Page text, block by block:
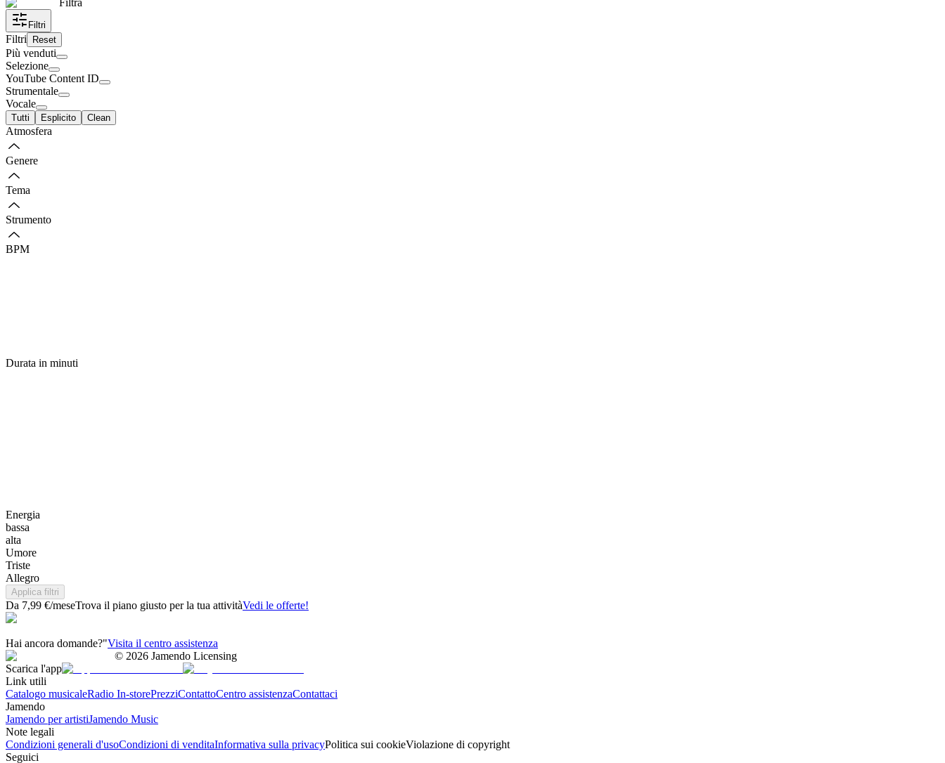
Filtra
Filtri
Filtri Reset
Più venduti
Selezione
YouTube Content ID
Strumentale
Vocale
Tutti Esplicito Clean
Atmosfera
Genere
Tema
Strumento
BPM
Durata in minuti
Energia
bassa
alta
Umore
Triste
Allegro
Applica filtri
Da 7,99 €/meseTrova il piano giusto per la tua attivitàVedi le offerte!
Hai ancora domande?"Visita il centro assistenza
© 2026 Jamendo Licensing
Scarica l'app
Link utili
Catalogo musicaleRadio In-storePrezziContattoCentro assistenzaContattaci
Jamendo
Jamendo per artistiJamendo Music
Note legali
Condizioni generali d'usoCondizioni di venditaInformativa sulla privacyPolitica sui cookieViolazione di copyright
Seguici